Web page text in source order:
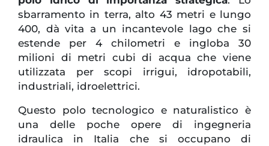
sbarramento in terra, alto 43 metri e lungo
400, dà vita a un incantevole lago che si
estende per 4 chilometri e ingloba 30
milioni di metri cubi di acqua che viene
utilizzata per scopi irrigui, idropotabili,
industriali, idroelettrici.
Questo polo tecnologico e naturalistico è
una delle poche opere di ingegneria
idraulica in Italia che si occupano di